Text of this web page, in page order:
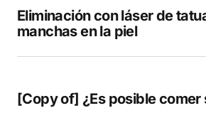
Eliminación con láser de
manchas en la piel
[Copy of] ¿Es posible comer